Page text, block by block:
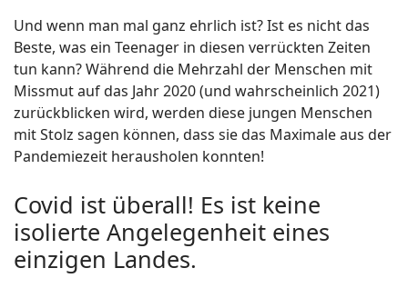
Und wenn man mal ganz ehrlich ist? Ist es nicht das
Beste, was ein Teenager in diesen verrückten Zeiten
tun kann? Während die Mehrzahl der Menschen mit
Missmut auf das Jahr 2020 (und wahrscheinlich 2021)
zurückblicken wird, werden diese jungen Menschen
mit Stolz sagen können, dass sie das Maximale aus der
Pandemiezeit herausholen konnten!
Covid ist überall! Es ist keine
isolierte Angelegenheit eines
einzigen Landes.